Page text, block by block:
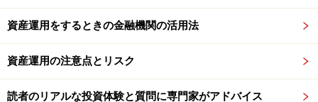
資産運用をするときの金融機関の活用法
資産運用の注意点とリスク
読者のリアルな投資体験と質問に専門家がアドバイス